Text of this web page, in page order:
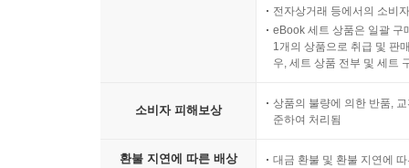
전자상거래 등에서의 소비
eBook 세트 상품은 일괄 구
1개의 상품으로 취급 및 판
우, 세트 상품 전부 및 세트
소비자 피해보상
상품의 불량에 의한 반품,
준하여 처리됨
환불 지연에 따른 배상 대금 환불 및 환불 지연에